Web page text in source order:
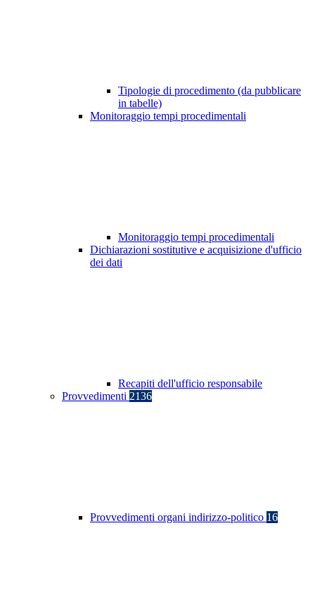
Tipologie di procedimento (da pubblicare
in tabelle)
Monitoraggio tempi procedimentali
Monitoraggio tempi procedimentali
Dichiarazioni sostitutive e acquisizione d'ufficio
dei dati
Recapiti dell'ufficio responsabile
Provvedimenti 2136
Provvedimenti organi indirizzo-politico 16